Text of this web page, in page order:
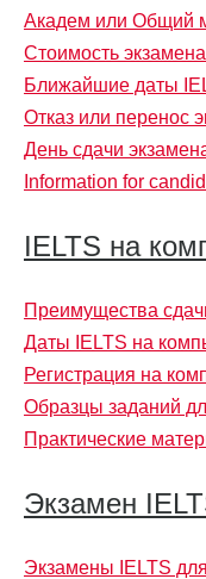
Академ или Общий
Стоимость
Ближайшие даты
Отказ или перенос
День сдачи
Information for
IELTS на
Преимущества
Даты IELTS на
Регистрация на
Образцы заданий
Практические
Экзамен
Экзамены IELTS